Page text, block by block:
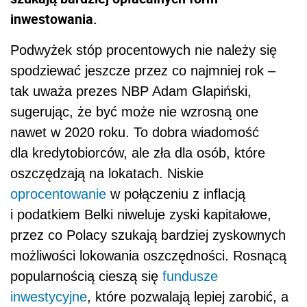
inwestowania.
Podwyżek stóp procentowych nie należy się
spodziewać jeszcze przez co najmniej rok –
tak uważa prezes NBP Adam Glapiński,
sugerując, że być może nie wzrosną one
nawet w 2020 roku. To dobra wiadomość
dla kredytobiorców, ale zła dla osób, które
oszczędzają na lokatach. Niskie
oprocentowanie w połączeniu z inflacją
i podatkiem Belki niweluje zyski kapitałowe,
przez co Polacy szukają bardziej zyskownych
możliwości lokowania oszczędności. Rosnącą
popularnością cieszą się fundusze
inwestycyjne, które pozwalają lepiej zarobić, a